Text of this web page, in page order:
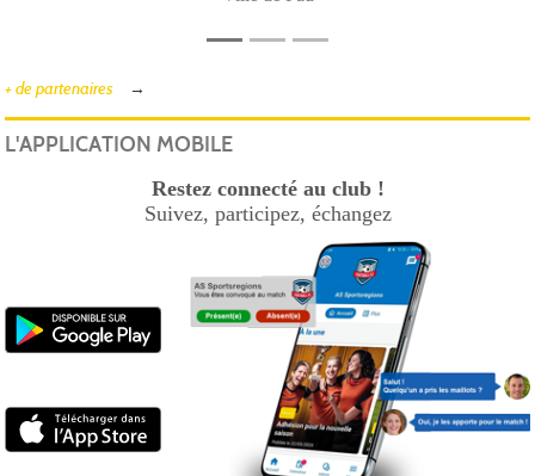
+ de partenaires
L'APPLICATION MOBILE
Restez connecté au club !
Suivez, participez, échangez